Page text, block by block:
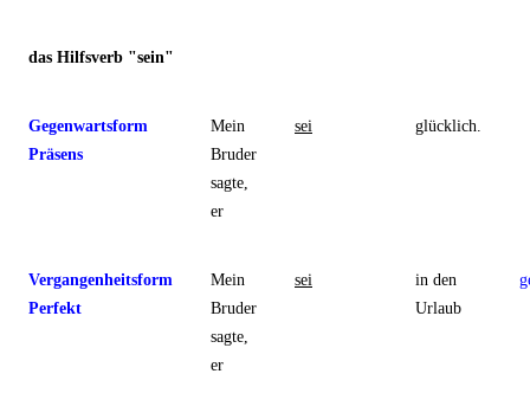
das Hilfsverb "sein"
Gegenwartsform
Präsens
Mein
Bruder
sagte,
er
sei glücklich.
Vergangenheitsform
Perfekt
Mein
Bruder
sagte,
er
sei
in den
Urlaub